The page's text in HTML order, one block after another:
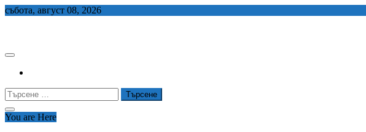
Skip
събота, август 08, 2026
Търсене
за:
You are Here